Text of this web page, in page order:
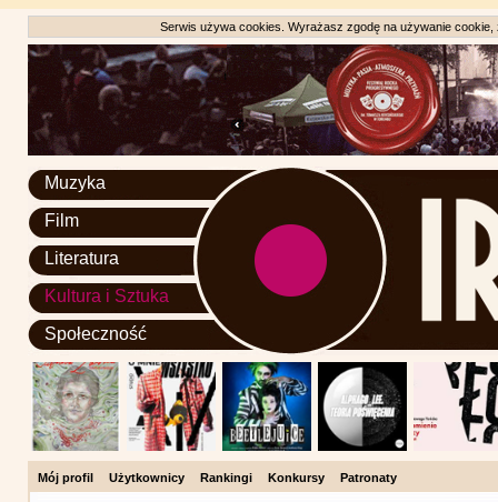
Serwis używa cookies. Wyrażasz zgodę na używanie
Muzyka
Film
Literatura
Kultura i Sztuka
Społeczność
Mój profil Użytkownicy Rankingi Konkursy Patronaty